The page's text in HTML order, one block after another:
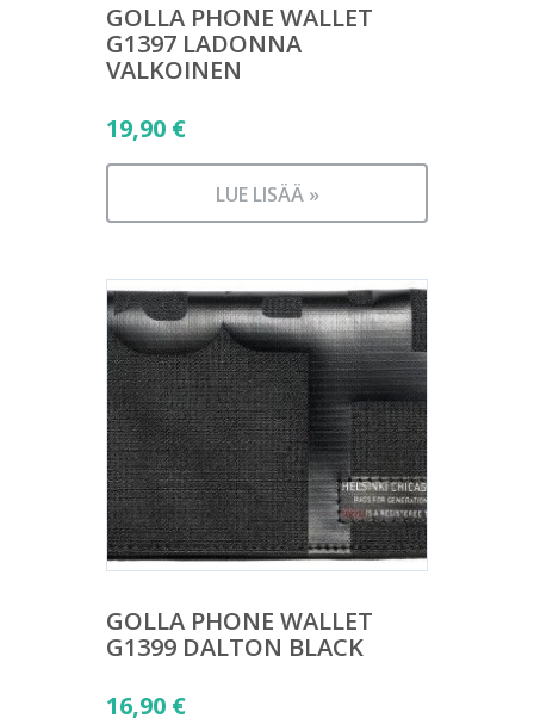
GOLLA PHONE WALLET
G1397 LADONNA
VALKOINEN
19,90 €
LUE LISÄÄ »
GOLLA PHONE WALLET
G1399 DALTON BLACK
16,90 €